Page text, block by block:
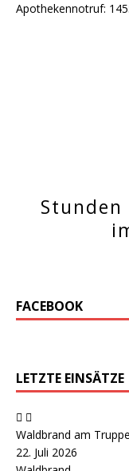
Apothekennotruf:
FACEBOOK
LETZTE EINSÄTZE
Waldbrand am
22. Juli 2026